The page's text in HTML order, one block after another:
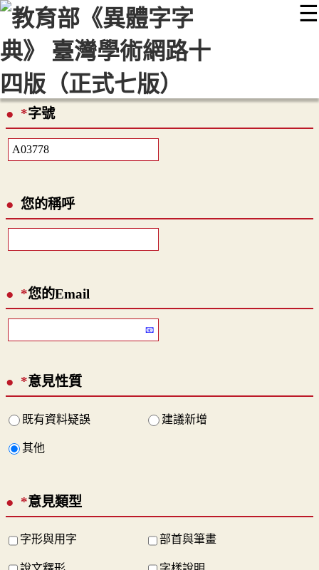
☰
::: 最新消息 常見問題 編輯說明
顯示模式
網站導覽
*字號
您的稱呼
*您的Email
*意見性質
既有資料疑誤 建議新增
其他
*意見類型
字形與用字 部首與筆畫